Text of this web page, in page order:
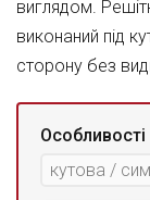
виглядом.
виконаний під
сторону без
кутова /